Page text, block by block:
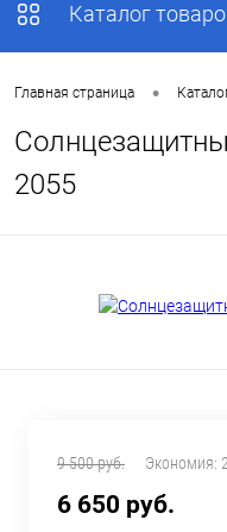
Каталог
Главная страница •
2055
9 500 руб. Экономия:
6 650 руб.